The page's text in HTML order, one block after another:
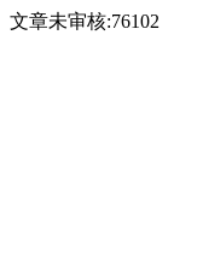
文章未审核:76102